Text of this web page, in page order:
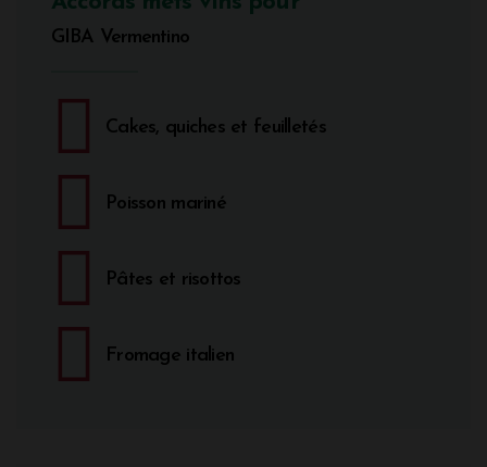
GIBA Vermentino
Cakes, quiches et feuilletés
Poisson mariné
Pâtes et risottos
Fromage italien